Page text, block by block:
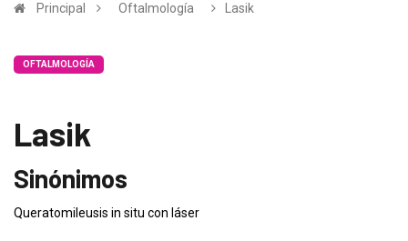
Principal Oftalmología Lasik
OFTALMOLOGÍA
Lasik
Sinónimos
Queratomileusis in situ con láser